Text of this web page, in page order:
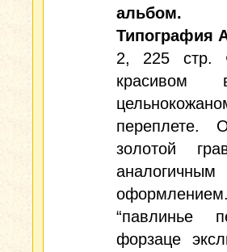
альбом.
Типография
2, 225 стр.
красивом
переплете.
золотой
“павлинье
форзаце